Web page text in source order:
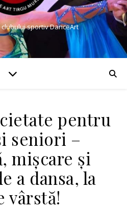
sportiv DanceArt
pentru
seniori –
mișcare și
a dansa, la
vârstă!